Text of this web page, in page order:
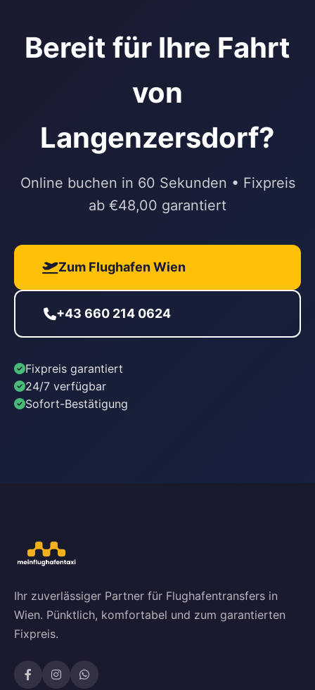
Bereit für Ihre Fahrt
von
Langenzersdorf?
Online buchen in 60 Sekunden • Fixpreis
ab €48,00 garantiert
Zum Flughafen Wien
+43 660 214 0624
Fixpreis garantiert
24/7 verfügbar
Sofort-Bestätigung
Ihr zuverlässiger Partner für Flughafentransfers in
Wien. Pünktlich, komfortabel und zum garantierten
Fixpreis.